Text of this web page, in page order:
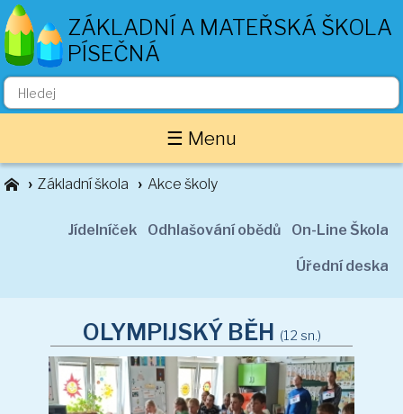
ZÁKLADNÍ A MATEŘSKÁ ŠKOLA
PÍSEČNÁ
☰ Menu
Zaměstnanci
Důležité informace
3. ročník
4. ročník
5. ročník
Základní škola Akce školy
On-Line Škola
Odhlašování obědů
Jídelníček
Úřední deska
OLYMPIJSKÝ BĚH(12 sn.)